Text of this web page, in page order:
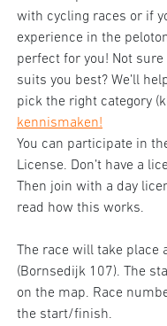
with cycling races or if
experience in the
perfect for you! Not
suits you best? We’ll
pick the right category
kennismaken!
You can participate in
License. Don’t have a
Then join with a day
read how this works.
The race will take
(Bornsedijk 107). The
on the map. Race
the start/finish.